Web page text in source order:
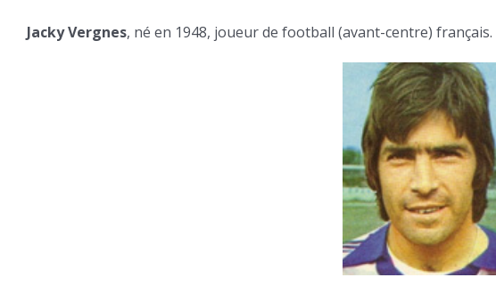
Jacky Vergnes, né en 1948, joueur de football (avant-centre)